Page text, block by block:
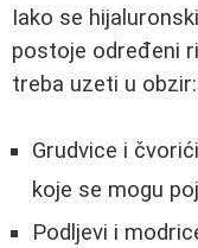
Iako se
postoje određeni
treba uzeti u obzir:
Grudvice i
koje se mogu
Podljevi i